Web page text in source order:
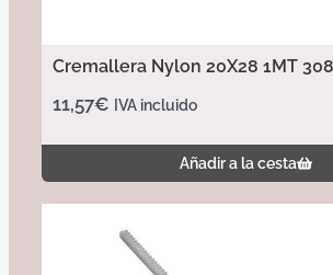
Cremallera Nylon 20X28 1MT
11,57€ IVA incluido
Añadir a la cesta